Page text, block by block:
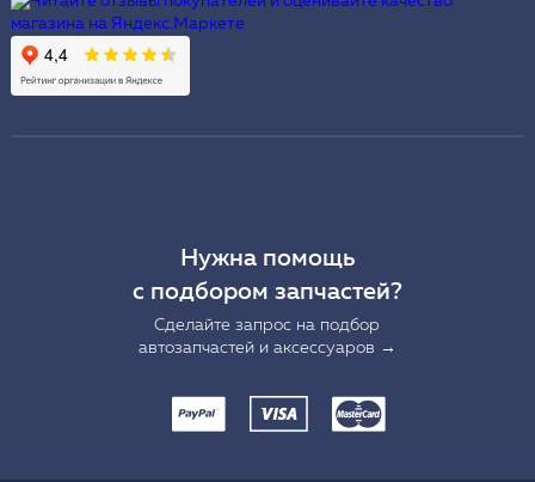
Нужна помощь
с подбором запчастей?
Сделайте запрос на подбор
автозапчастей и аксессуаров →